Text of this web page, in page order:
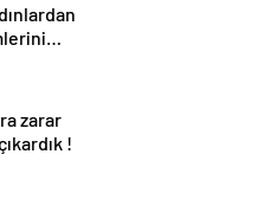
zarar
!